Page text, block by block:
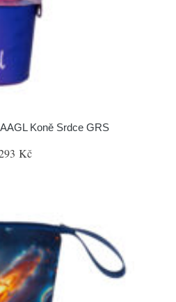
Koně Srdce GRS
Kč